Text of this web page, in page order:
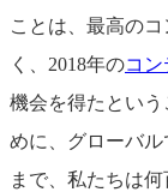
ことは、最高の
く、2018年のコ
機会を得たという
めに、グローバ
まで、私たちは